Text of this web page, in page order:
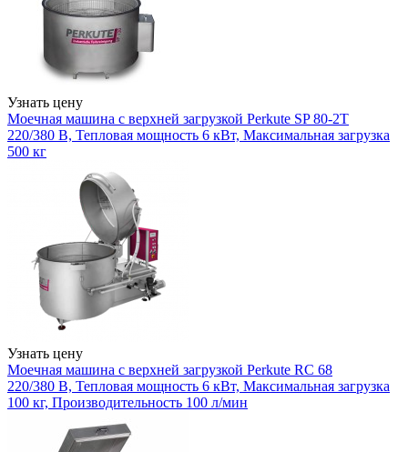
Узнать цену
Моечная машина с верхней загрузкой Perkute SP 80-2T
220/380 В, Тепловая мощность 6 кВт, Максимальная загрузка
500 кг
Узнать цену
Моечная машина с верхней загрузкой Perkute RC 68
220/380 В, Тепловая мощность 6 кВт, Максимальная загрузка
100 кг, Производительность 100 л/мин